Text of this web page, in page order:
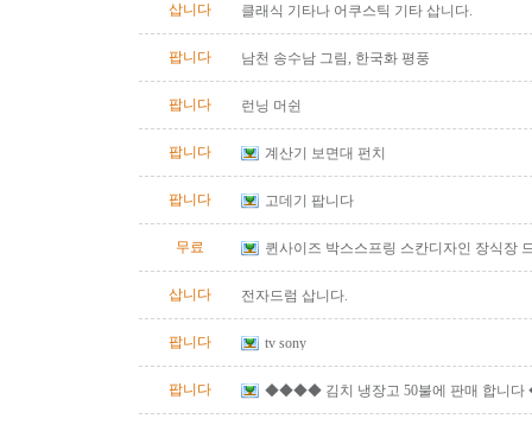
삽니다 클래식 기타나 어쿠스틱 기타 삽니다.
팝니다 남천 송수남 그림, 한국화 평풍
팝니다 런닝 머쉰
팝니다 계산기 보면대 펀치
팝니다 고데기 팝니다
무료 퀸사이즈 박스스프링 스칸디자인 장식장
삽니다 전자드럼 삽니다.
팝니다 tv sony
팝니다 ◆◆◆◆ 김치 냉장고 50불에 판매 합니